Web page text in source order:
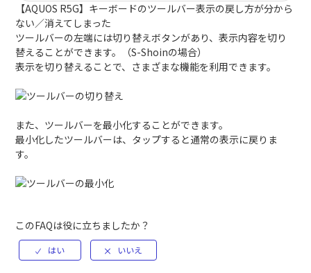
【AQUOS R5G】キーボードのツールバー表示の戻し方が分から
ない／消えてしまった
ツールバーの左端には切り替えボタンがあり、表示内容を切り
替えることができます。（S-Shoinの場合）
表示を切り替えることで、さまざまな機能を利用できます。
また、ツールバーを最小化することができます。
最小化したツールバーは、タップすると通常の表示に戻りま
す。
このFAQは役に立ちましたか？